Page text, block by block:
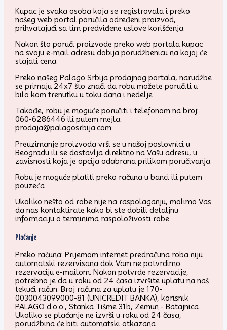
Kupac je svaka osoba koja se registrovala i preko
našeg web portal poručila određeni proizvod,
prihvatajući sa tim predviđene uslove korišćenja.
Nakon što poruči proizvode preko web portala kupac
na svoju e-mail adresu dobija porudžbenicu na kojoj će
stajati cena.
Preko našeg Palago Srbija prodajnog portala, narudžbe
se primaju 24x7 što znači da robu možete poručiti u
bilo kom trenutku u toku dana i nedelje.
Takođe, robu je moguće poručiti i telefonom na broj:
060-6286446 ili putem mejla:
prodaja@palagosrbija.com .
Preuzimanje proizvoda vrši se u našoj poslovnici u
Beogradu ili se dostavlja direktno na Vašu adresu, u
zavisnosti koja je opcija odabrana prilikom poručivanja.
Robu je moguće platiti preko računa u banci ili putem
pouzeća.
Ukoliko nešto od robe nije na raspolaganju, molimo Vas
da nas kontaktirate kako bi ste dobili detaljnu
informaciju o terminima raspoloživosti robe.
Plaćanje
Preko računa: Prijemom internet predračuna roba niju
automatski rezervisana dok Vam ne potvrdimo
rezervaciju e-mailom. Nakon potvrde rezervacije,
potrebno je da u roku od 24 časa izvršite uplatu na naš
tekući račun. Broj računa za uplatu je 170-
0030043099000-81 (UNICREDIT BANKA), korisnik
PALAGO d.o.o., Stanka Tišme 31b, Zemun - Batajnica.
Ukoliko se plaćanje ne izvrši u roku od 24 časa,
porudžbina će biti automatski otkazana.